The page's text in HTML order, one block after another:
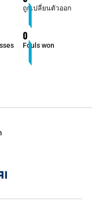
ถูกเปลี่ยนตัวออก
0
Fouls won